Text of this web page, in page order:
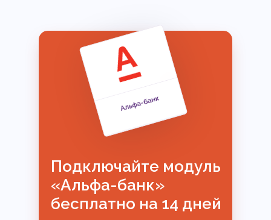
Подключайте модуль
«Альфа-банк»
бесплатно на 14 дней